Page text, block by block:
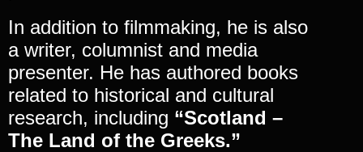
In addition to filmmaking, he is also
a writer, columnist and media
presenter. He has authored books
related to historical and cultural
research, including “Scotland –
The Land of the Greeks.”